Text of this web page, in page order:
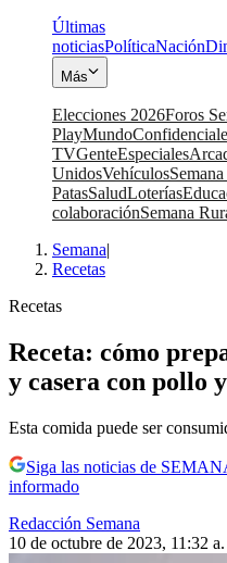
Últimas
noticiasPolíticaNación
Más
Elecciones 2026Foros
PlayMundo
TVGenteEspeciales
UnidosVehículos
PatasSaludLoterías
colaboraciónSemana
Semana|
Recetas
Recetas
Receta: cómo
y casera con pollo
Esta comida puede ser
Siga las noticias de
informado
Redacción Semana
10 de octubre de 2023, 11:32